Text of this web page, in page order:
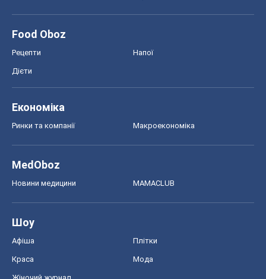
Food Oboz
Рецепти Напої
Дієти
Економіка
Ринки та компанії Макроекономіка
MedOboz
Новини медицини MAMACLUB
Шоу
Афіша Плітки
Краса Мода